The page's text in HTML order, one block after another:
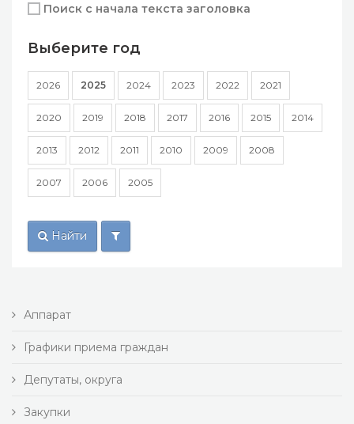
Поиск с начала текста заголовка
Выберите год
2026 2025 2024 2023 2022 2021
2020 2019 2018 2017 2016 2015 2014
2013 2012 2011 2010 2009 2008
2007 2006 2005
Найти
Аппарат
Графики приема граждан
Депутаты, округа
Закупки